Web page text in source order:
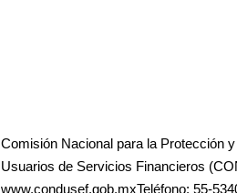
Comisión Nacional para la Protección
Usuarios de Servicios Financieros
www.condusef.gob.mxTeléfono: 55-